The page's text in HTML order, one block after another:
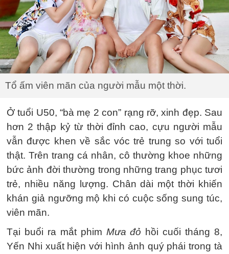
Tổ ấm viên mãn của người mẫu một thời.
Ở tuổi U50, “bà mẹ 2 con” rạng rỡ, xinh đẹp. Sau
hơn 2 thập kỷ từ thời đỉnh cao, cựu người mẫu
vẫn được khen về sắc vóc trẻ trung so với tuổi
thật. Trên trang cá nhân, cô thường khoe những
bức ảnh đời thường trong những trang phục tươi
trẻ, nhiều năng lượng. Chân dài một thời khiến
khán giả ngưỡng mộ khi có cuộc sống sung túc,
viên mãn.
Tại buổi ra mắt phim Mưa đỏ hồi cuối tháng 8,
Yến Nhi xuất hiện với hình ảnh quý phái trong tà